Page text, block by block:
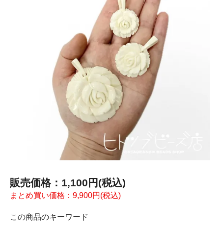
販売価格：1,100円(税込)
まとめ買い価格：9,900円(税込)
この商品のキーワード